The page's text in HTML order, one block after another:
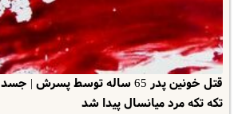
قتل خونین پدر 65 ساله توسط پسرش | جسد
تکه تکه مرد میانسال پیدا شد